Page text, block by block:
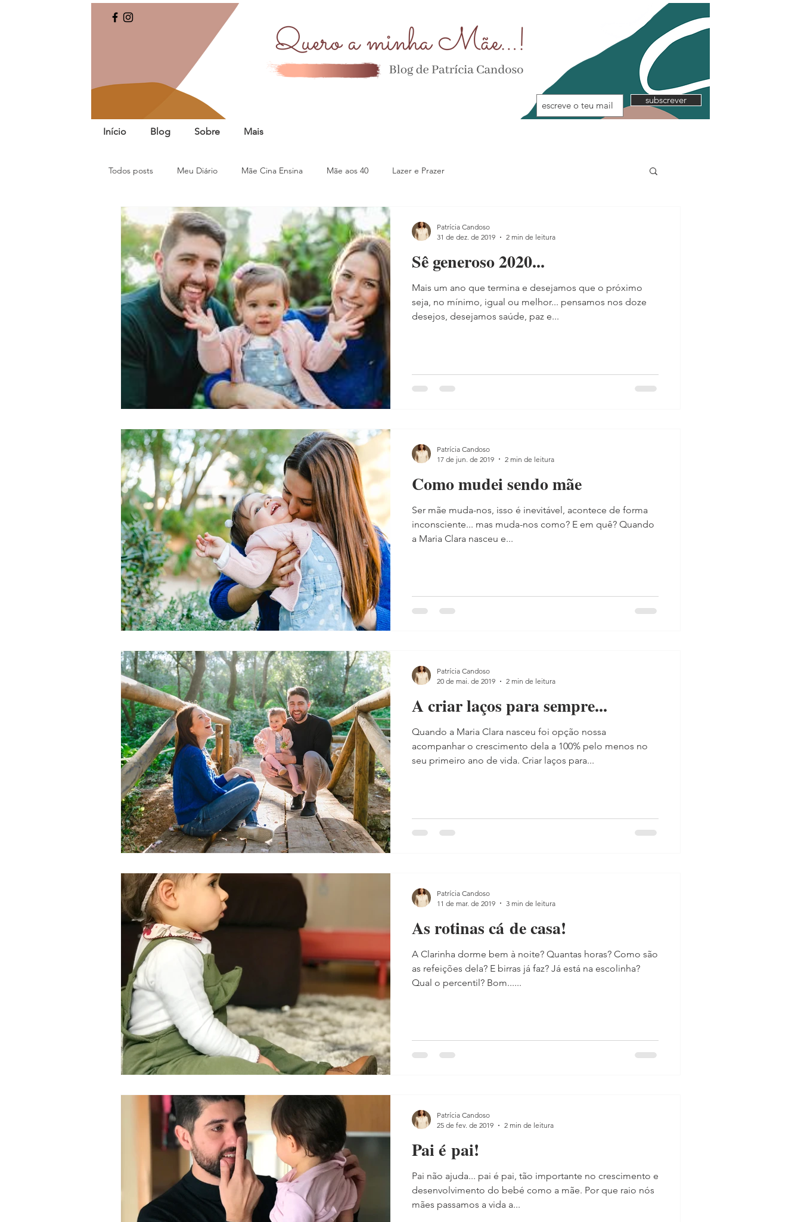
subscrever
Início Blog Sobre Mais
Todos posts Meu Diário Mãe Cina Ensina Mãe aos 40 Lazer e Prazer
Sê generoso 2020...
Mais um ano que termina e desejamos que o próximo
seja, no mínimo, igual ou melhor... pensamos nos doze
desejos, desejamos saúde, paz e...
Patrícia Candoso
31 de dez. de 2019
2 min de leitura
Como mudei sendo mãe
Ser mãe muda-nos, isso é inevitável, acontece de forma
inconsciente... mas muda-nos como? E em quê? Quando
a Maria Clara nasceu e...
Patrícia Candoso
17 de jun. de 2019
2 min de leitura
A criar laços para sempre...
Quando a Maria Clara nasceu foi opção nossa
acompanhar o crescimento dela a 100% pelo menos no
seu primeiro ano de vida. Criar laços para...
Patrícia Candoso
20 de mai. de 2019
2 min de leitura
As rotinas cá de casa!
A Clarinha dorme bem à noite? Quantas horas? Como são
as refeições dela? E birras já faz? Já está na escolinha?
Qual o percentil? Bom......
Patrícia Candoso
11 de mar. de 2019
3 min de leitura
Pai é pai!
Pai não ajuda... pai é pai, tão importante no crescimento e
desenvolvimento do bebé como a mãe. Por que raio nós
mães passamos a vida a...
Patrícia Candoso
25 de fev. de 2019
2 min de leitura